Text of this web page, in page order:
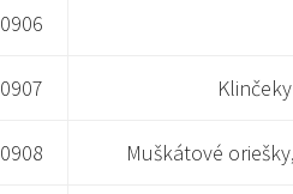
0906
0907
0908 Muškátové